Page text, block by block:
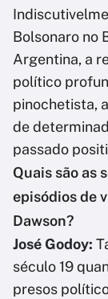
Bolsonaro no
Argentina, a
político
pinochetista,
de
passado
Quais são as
episódios de
Dawson?
José Godoy:
século 19
presos